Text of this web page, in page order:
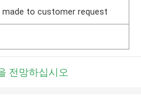
made to customer request
전망하십시오